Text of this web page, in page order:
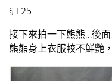
§ F25
接下來拍一下熊熊…後
熊熊身上衣服較不鮮艷